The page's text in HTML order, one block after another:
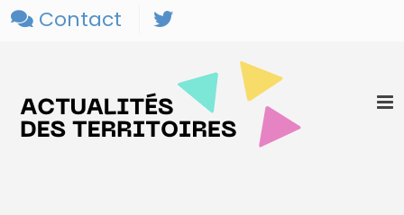
Contact